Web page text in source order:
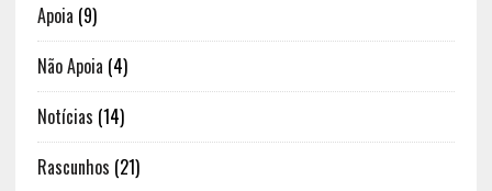
Apoia (9)
Não Apoia (4)
Notícias (14)
Rascunhos (21)